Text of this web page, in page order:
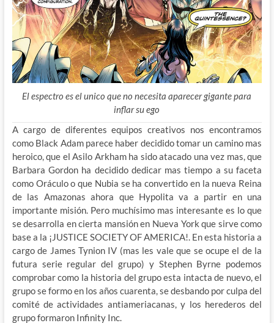
El espectro es el unico que no necesita aparecer gigante para
inflar su ego
A cargo de diferentes equipos creativos nos encontramos
como Black Adam parece haber decidido tomar un camino mas
heroico, que el Asilo Arkham ha sido atacado una vez mas, que
Barbara Gordon ha decidido dedicar mas tiempo a su faceta
como Oráculo o que Nubia se ha convertido en la nueva Reina
de las Amazonas ahora que Hypolita va a partir en una
importante misión. Pero muchísimo mas interesante es lo que
se desarrolla en cierta mansión en Nueva York que sirve como
base a la ¡JUSTICE SOCIETY OF AMERICA!. En esta historia a
cargo de James Tynion IV (mas les vale que se ocupe el de la
futura serie regular del grupo) y Stephen Byrne podemos
comprobar como la historia del grupo esta intacta de nuevo, el
grupo se formo en los años cuarenta, se desbando por culpa del
comité de actividades antiameriacanas, y los herederos del
grupo formaron Infinity Inc.